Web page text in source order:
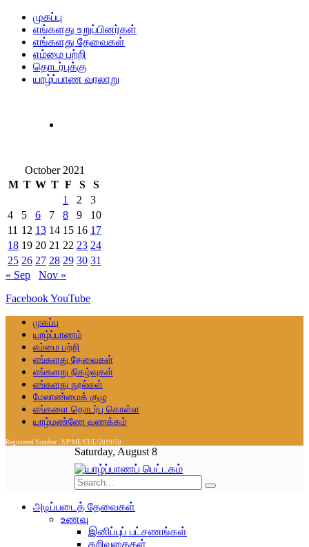
முகப்பு
எங்களது உறுப்பினர்கள்
எங்களது தேவைகள்
எம்மை பற்றி
தொடர்புக்கு
யாழ்ப்பாண வரலாறு
October 2021
M T W T F S
S
1
2
3
4
5 6 7 8 9
10
11 12 13 14 15 16 17
18 19 20 21 22 23 24
25 26 27 28 29 30 31
« Sep
Nov »
FacebookYouTube
முகப்பு
யாழ்ப்பாணம்
எம்மை பற்றி
எங்களது தேவைகள்
எங்களது நிகழ்வுகள்
எங்களது நூல்கள்
மேலாண்மைக் குழு
எங்களை தொடர்பு கொள்ள
யாழ்மண்ணே வணக்கம்
Registered Number : NP/ME/CUL/2019/50
Saturday, August 8
அடிப்படைத் தேவைகள்
உணவு
இனிப்புப் பட்சணங்கள்
கறிவகைகள்